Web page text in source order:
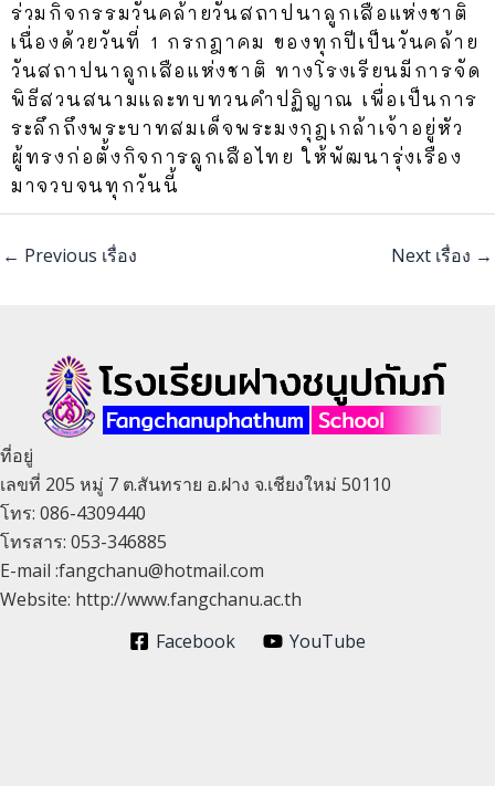
ร่วมกิจกรรมวันคล้ายวันสถาปนาลูกเสือแห่งชาติ
เนื่องด้วยวันที่ 1 กรกฎาคม ของทุกปีเป็นวันคล้าย
วันสถาปนาลูกเสือแห่งชาติ ทางโรงเรียนมีการจัด
พิธีสวนสนามและทบทวนคำปฏิญาณ เพื่อเป็นการ
ระลึกถึงพระบาทสมเด็จพระมงกุฎเกล้าเจ้าอยู่หัว
ผู้ทรงก่อตั้งกิจการลูกเสือไทย ให้พัฒนารุ่งเรือง
มาจวบจนทุกวันนี้
← Previous เรื่อง Next เรื่อง →
ที่อยู่
เลขที่ 205 หมู่ 7 ต.สันทราย อ.ฝาง จ.เชียงใหม่ 50110
โทร: 086-4309440
โทรสาร: 053-346885
E-mail :fangchanu@hotmail.com
Website: http://www.fangchanu.ac.th
Facebook
YouTube